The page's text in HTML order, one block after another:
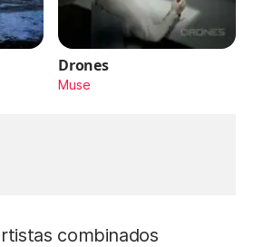
Drones
Muse
combinados